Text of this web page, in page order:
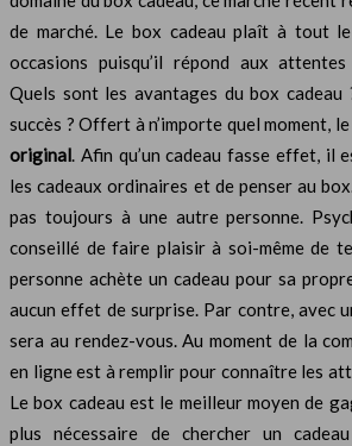
de marché. Le box cadeau plaît à tout
occasions puisqu’il répond aux attentes
Quels sont les avantages du box
succès ? Offert à n’importe quel moment,
original. Afin qu’un cadeau fasse effet, il
les cadeaux ordinaires et de penser au
pas toujours à une autre personne.
conseillé de faire plaisir à soi-même de
personne achète un cadeau pour sa
aucun effet de surprise. Par contre, avec
sera au rendez-vous. Au moment de la
en ligne est à remplir pour connaître les
Le box cadeau est le meilleur moyen de
plus nécessaire de chercher un